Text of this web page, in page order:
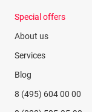
Special offers
About us
Services
Blog
8 (495) 604 00 00